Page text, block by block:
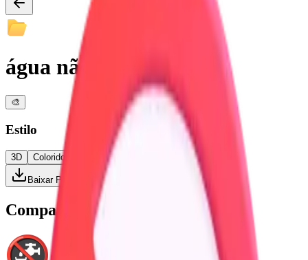
água não potável
🎨
Estilo
3D Colorido Alto Contraste
Baixar PNG
Compare com outras plataformas